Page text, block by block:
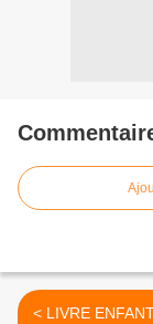
< LIVRE ENFANT : "Le Lion